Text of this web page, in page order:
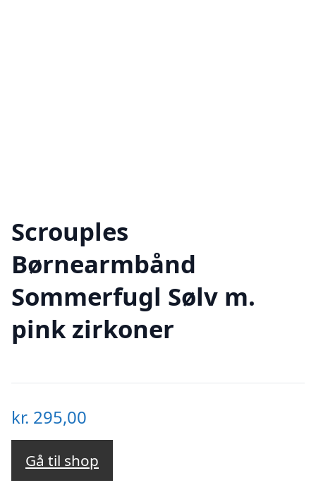
Scrouples
Børnearmbånd
Sommerfugl Sølv m.
pink zirkoner
kr. 295,00
Gå til shop